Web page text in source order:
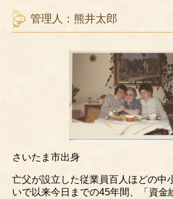
管理人：熊井太郎
さいたま市出身
亡父が設立した従業員百人ほどの中
いで以来今日までの45年間、「資金